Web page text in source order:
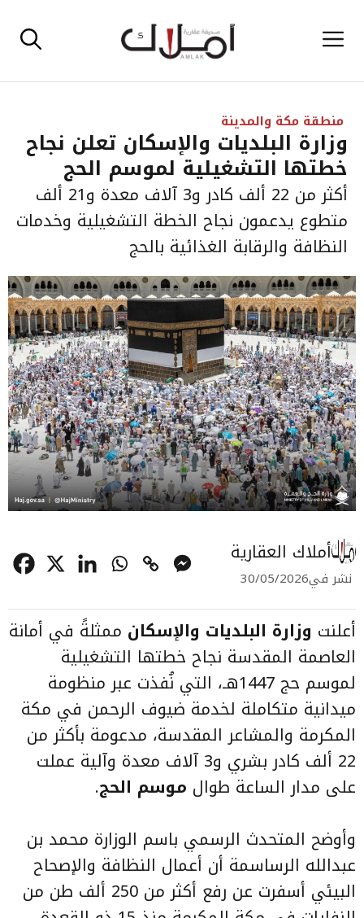
إلى القائمة
منطقة مكة والمدينة
وزارة البلديات والإسكان تعلن نجاح
خطتها التشغيلية لموسم الحج
أكثر من 22 ألف كادر و3 آلاف معدة و21 ألف
متطوع يدعمون نجاح الخطة التشغيلية وخدمات
النظافة والرقابة الغذائية بالحج
أملاك العقارية
نشر في30/05/2026
أعلنت وزارة البلديات والإسكان ممثلةً في أمانة
العاصمة المقدسة نجاح خطتها التشغيلية
لموسم حج 1447هـ، التي نُفذت عبر منظومة
ميدانية متكاملة لخدمة ضيوف الرحمن في مكة
المكرمة والمشاعر المقدسة، مدعومة بأكثر من
22 ألف كادر بشري و3 آلاف معدة وآلية عملت
على مدار الساعة طوال موسم الحج.
وأوضح المتحدث الرسمي باسم الوزارة محمد بن
عبدالله الرساسمة أن أعمال النظافة والإصحاح
البيئي أسفرت عن رفع أكثر من 250 ألف طن من